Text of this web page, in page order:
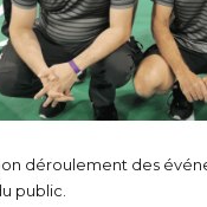
déroulement des
public.